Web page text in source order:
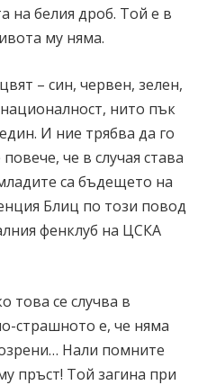
на белия дроб. Той е в
му няма.
– син, червен, зелен,
нито пък
И ние трябва да го
че в случая става
са бъдещето на
Блиц по този повод
фенклуб на ЦСКА
това се случва в
страшното е, че няма
Нали помните
пръст! Той загина при